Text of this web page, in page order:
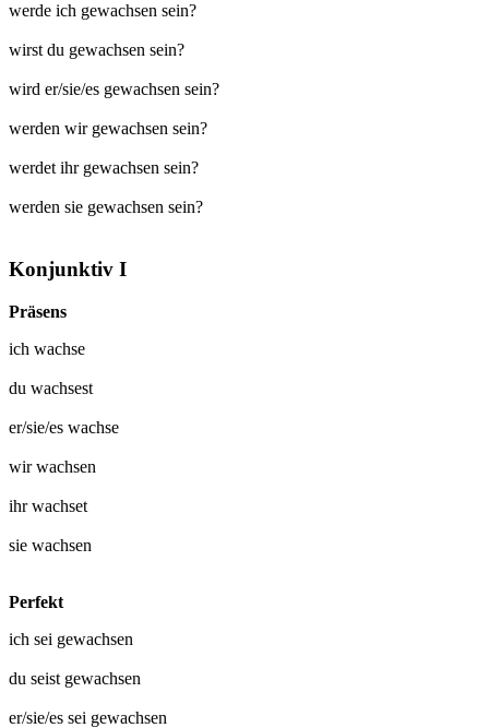
werde ich gewachsen sein?
wirst du gewachsen sein?
wird er/sie/es gewachsen sein?
werden wir gewachsen sein?
werdet ihr gewachsen sein?
werden sie gewachsen sein?
Konjunktiv I
Präsens
ich wachse
du wachsest
er/sie/es wachse
wirwachsen
ihrwachset
sie wachsen
Perfekt
ich sei gewachsen
du seist gewachsen
er/sie/es sei gewachsen